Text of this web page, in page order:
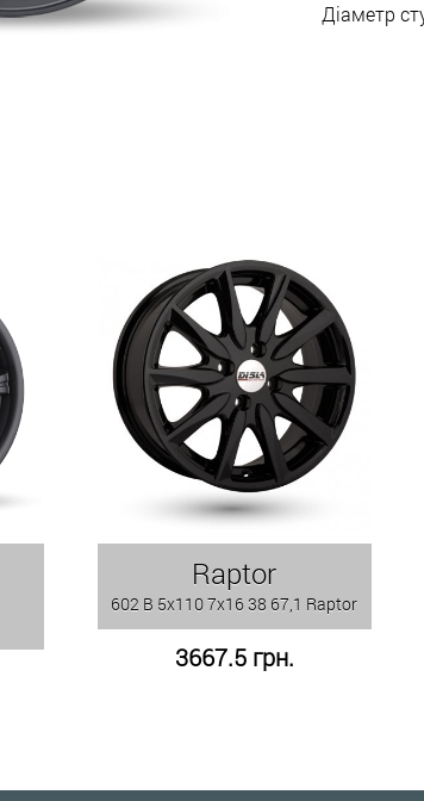
Діаметр
Raptor
602 B 5x110 7x16 38 67,1 Raptor
3667.5 грн.